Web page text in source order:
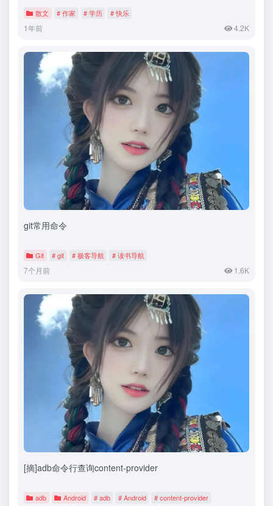
散文 # 作家 # 学历 # 快乐
1年前 4.2K
git常用命令
Git # git # 极客导航 # 读书导航
7个月前 1.6K
[摘]adb命令行查询content-provider
adb Android # adb # Android # content-provider